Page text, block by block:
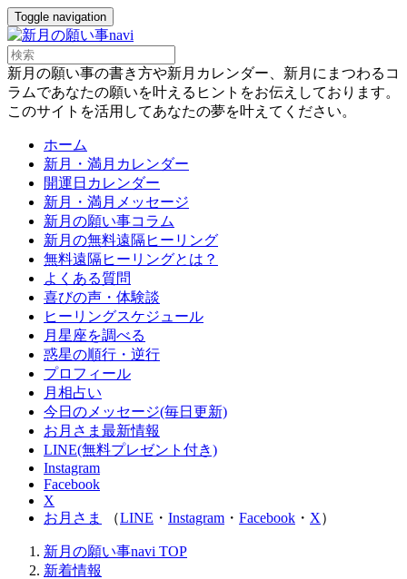
Toggle navigation
新月の願い事の書き方や新月カレンダー、新月にまつわるコ
ラムであなたの願いを叶えるヒントをお伝えしております。
このサイトを活用してあなたの夢を叶えてください。
ホーム
新月・満月カレンダー
開運日カレンダー
新月・満月メッセージ
新月の願い事コラム
新月の無料遠隔ヒーリング
無料遠隔ヒーリングとは？
よくある質問
喜びの声・体験談
ヒーリングスケジュール
月星座を調べる
惑星の順行・逆行
プロフィール
月相占い
今日のメッセージ(毎日更新)
お月さま最新情報
LINE(無料プレゼント付き)
Instagram
Facebook
X
お月さま
（LINE ・ Instagram ・ Facebook ・ X）
新月の願い事navi TOP
新着情報